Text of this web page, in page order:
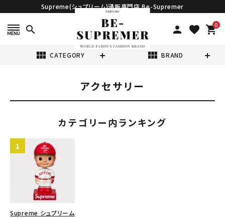
Supreme(シュプリーム)通販専門店 Be-Supremer
search person favorite 0
shopping_cart
view_module CATEGORY view_module BRAND
表示する商品はありません。
NEW ITEMS
CATEGORY
アクセサリー
カテゴリー内ランキング
Supreme シュプリーム